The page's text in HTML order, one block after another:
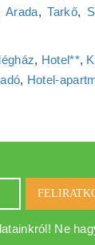
Arada,Tarkő,
, Hotel**,
,
Ne